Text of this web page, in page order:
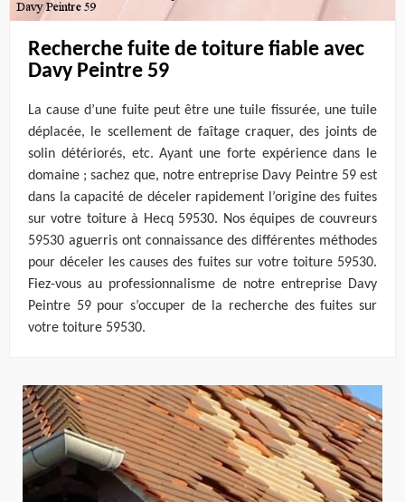
Recherche fuite de toiture fiable avec
Davy Peintre 59
La cause d’une fuite peut être une tuile fissurée, une tuile
déplacée, le scellement de faîtage craquer, des joints de
solin détériorés, etc. Ayant une forte expérience dans le
domaine ; sachez que, notre entreprise Davy Peintre 59 est
dans la capacité de déceler rapidement l’origine des fuites
sur votre toiture à Hecq 59530. Nos équipes de couvreurs
59530 aguerris ont connaissance des différentes méthodes
pour déceler les causes des fuites sur votre toiture 59530.
Fiez-vous au professionnalisme de notre entreprise Davy
Peintre 59 pour s’occuper de la recherche des fuites sur
votre toiture 59530.